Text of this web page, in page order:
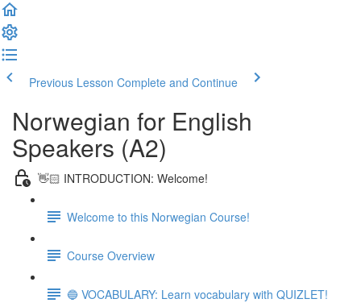
Previous Lesson Complete and Continue
Norwegian for English
Speakers (A2)
👋🏻 INTRODUCTION: Welcome!
Welcome to this Norwegian Course!
Course Overview
🔵 VOCABULARY: Learn vocabulary with QUIZLET!